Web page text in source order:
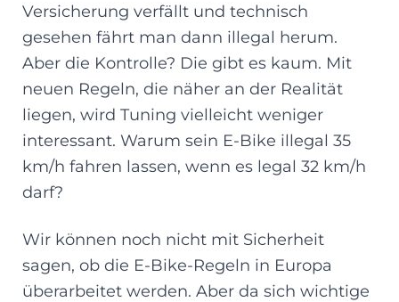
Versicherung verfällt und technisch
gesehen fährt man dann illegal herum.
Aber die Kontrolle? Die gibt es kaum. Mit
neuen Regeln, die näher an der Realität
liegen, wird Tuning vielleicht weniger
interessant. Warum sein E-Bike illegal 35
km/h fahren lassen, wenn es legal 32 km/h
darf?
Wir können noch nicht mit Sicherheit
sagen, ob die E-Bike-Regeln in Europa
überarbeitet werden. Aber da sich wichtige